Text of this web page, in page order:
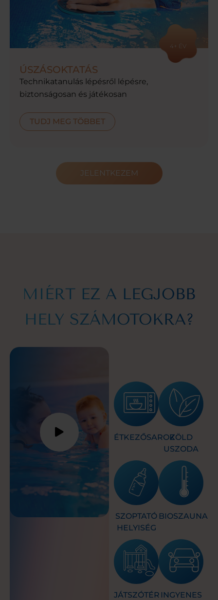
4+ ÉV
ÚSZÁSOKTATÁS
Technikatanulás lépésről lépésre,
biztonságosan és játékosan
TUDJ MEG TÖBBET
JELENTKEZEM
MIÉRT EZ A LEGJOBB
HELY SZÁMOTOKRA?
ÉTKEZŐSAROKZÖLD
USZODA
SZOPTATÓ
HELYISÉG
BIOSZAUNA
JÁTSZÓTÉR INGYENES